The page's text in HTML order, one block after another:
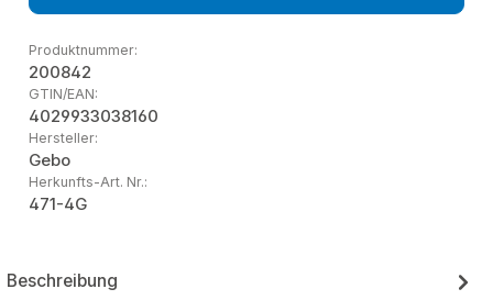
Produktnummer:
200842
GTIN/EAN:
4029933038160
Hersteller:
Gebo
Herkunfts-Art. Nr.:
471-4G
Beschreibung